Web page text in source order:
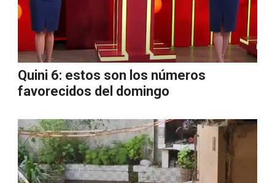
Quini 6: estos son los números
favorecidos del domingo